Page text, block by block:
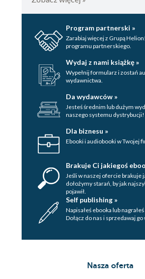
Rozdział 29,
2010 roku, Sllerd
Rozdział 30, Piątek,
roku, las Lorup w
Rozdział 31, Sobota,
roku, Bispebjerg
Rozdział 32,
2010 roku, Nstved
Rozdział 33, Środa, 22
roku, puszcza na
roku, Komenda
Rozdział 35, Środa, 29
roku, komenda policji
Część III - Proces sądowy
Rozdział 36, Piątek, 1
Rozdział 37, Sobota,
Rozdział 38, Niedziela,
Program partnerski »
Zarabiaj więcej z Grupą
programu partnerskiego.
Wydaj z nami książkę »
Wypełnij formularz i zostań
wydawnictwa.
Da wydawców »
Jesteś średnim lub dużym
naszego systemu dystrybucji!
Dla biznesu »
Ebooki i audiobooki w Twojej
Brakuje Ci jakiegoś
Jeśli w naszej ofercie brakuje
dołożymy starań, by jak
pojawił.
Self publishing »
Napisałeś ebooka lub
Dołącz do nas i sprzedawaj
Nasza oferta